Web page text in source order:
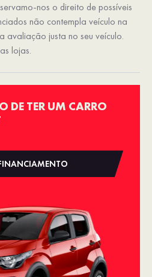
nos o direito de possíveis
não contempla veículo na
avaliação justa no seu veículo.
lojas.
DE TER UM CARRO